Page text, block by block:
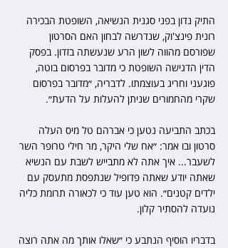
התיק נדון בפני סגנית הנשיאה, השופטת הבכירה
רונית פינצ'וק, שנדרשה לבחון האם הסרטון
שפורסם מהווה לשון הרע שנעשתה בזדון. בפסק
הדין הדגישה השופטת כי מדובר בפרסום בוטה,
פוגעני וחריג בעוצמתו. לדבריה, ״מדובר בפרסום
שקרי מהחמורים שניתן להעלות על הדעת״.
בכתב התביעה נטען כי אברהם טל מיס העלה
סרטון ובו אמר: ״אח שלי היקר, מר חילי טרופר השר
לשעבר... איך אתה לא מתבייש לשבת עם הנשיא
שאתה יודע שאתה פדופיל שנתפסת מתעסק עם
ילדים קטנים״. הוא טען עוד כי לכאורה תרומת כליה
נועדה להסתיר קלון.
בדבריו הוסיף הנתבע כי ״שאלו אותך מה אתה רוצה